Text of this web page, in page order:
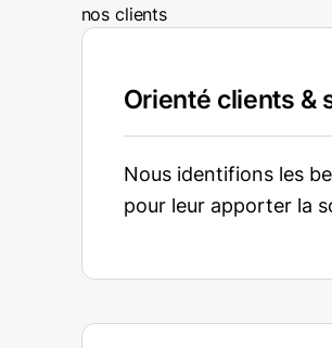
nos clients
Orienté clients &
Nous identifions les
pour leur apporter la